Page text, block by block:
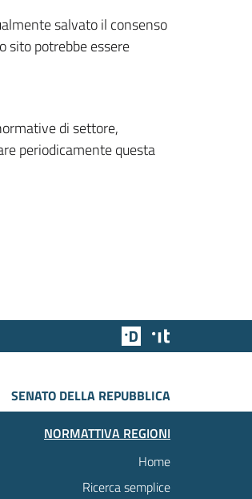
salvato il consenso
sito potrebbe essere
di settore,
periodicamente questa
Team Digitale
SENATO DELLA REPUBBLICA
NORMATTIVA REGIONI
Home
Ricerca semplice